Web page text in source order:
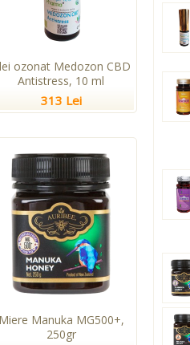
ozonat Medozon CBD
Antistress, 10 ml
313 Lei
Miere Manuka MG500+,
250gr